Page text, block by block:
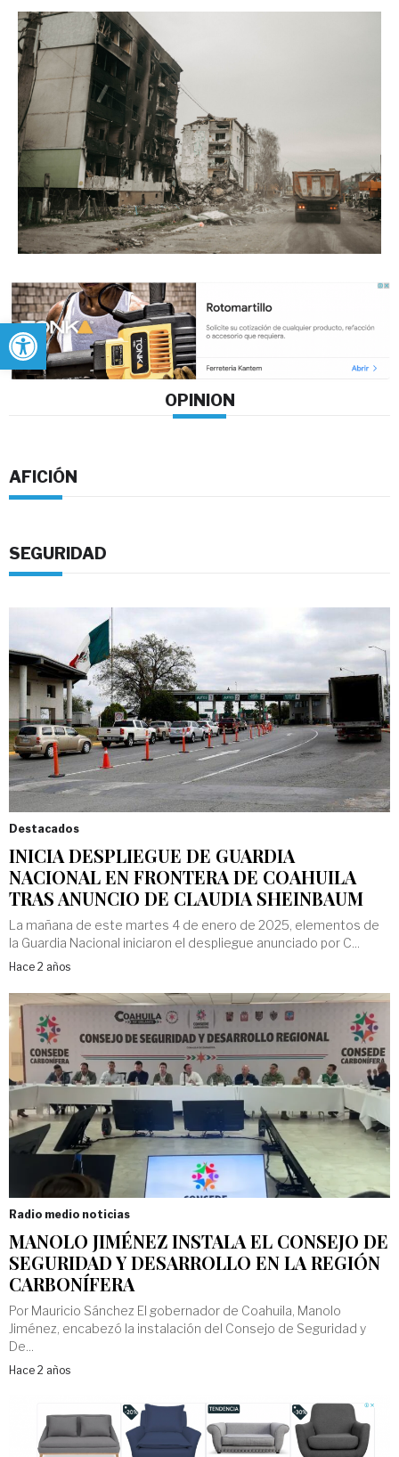
Abrir barra de herramientas
OPINION
AFICIÓN
SEGURIDAD
Destacados
INICIA DESPLIEGUE DE GUARDIA
NACIONAL EN FRONTERA DE COAHUILA
TRAS ANUNCIO DE CLAUDIA SHEINBAUM
La mañana de este martes 4 de enero de 2025, elementos de
la Guardia Nacional iniciaron el despliegue anunciado por C...
Hace 2 años
Radio medio noticias
MANOLO JIMÉNEZ INSTALA EL CONSEJO DE
SEGURIDAD Y DESARROLLO EN LA REGIÓN
CARBONÍFERA
Por Mauricio Sánchez El gobernador de Coahuila, Manolo
Jiménez, encabezó la instalación del Consejo de Seguridad y
De...
Hace 2 años